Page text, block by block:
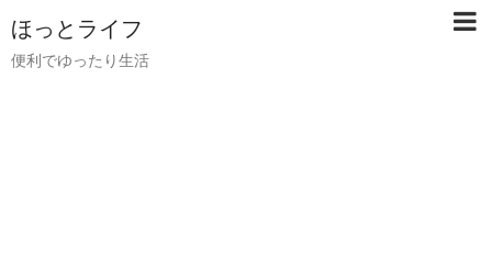
ほっとライフ
便利でゆったり生活